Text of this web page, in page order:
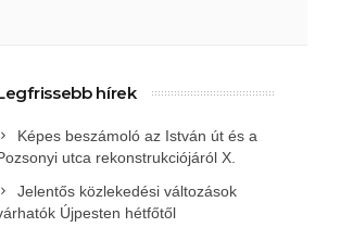
hírek
Képes beszámoló az István út és a
utca rekonstrukciójáról X.
Jelentős közlekedési változások
Újpesten hétfőtől